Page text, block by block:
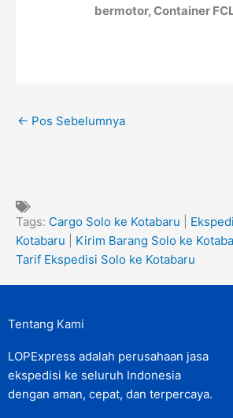
bermotor, Container
← Pos Sebelumnya
Tags: Cargo Solo ke Kotabaru
Kotabaru
Kirim Barang Solo ke
Tarif Ekspedisi Solo ke Kotabaru
Tentang Kami
LOPExpress adalah perusahaan jasa
ekspedisi ke seluruh Indonesia
dengan aman, cepat, dan terpercaya.